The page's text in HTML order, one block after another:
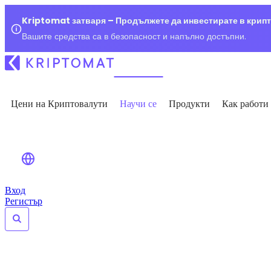
Kriptomat затваря – Продължете да инвестирате в
Вашите средства са в безопасност и напълно достъпни.
Цени на Криптовалути Научи се Продукти Как работи
Вход
Регистър